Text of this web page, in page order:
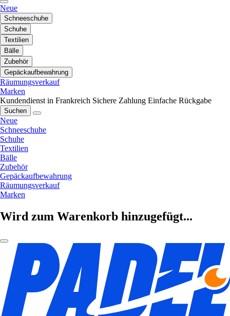
Neue
Schneeschuhe
Schuhe
Textilien
Bälle
Zubehör
Gepäckaufbewahrung
Räumungsverkauf
Marken
Kundendienst in Frankreich Sichere Zahlung Einfache Rückgabe
Suchen
Neue
Schneeschuhe
Schuhe
Textilien
Bälle
Zubehör
Gepäckaufbewahrung
Räumungsverkauf
Marken
Wird zum Warenkorb hinzugefügt...